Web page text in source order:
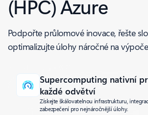
(HPC) Azure
Podpořte průlomové inovace, řešte
optimalizujte úlohy náročné na
Supercomputing nativní
každé odvětví
Získejte škálovatelnou infrastrukturu,
zabezpečení pro nejnáročnější úlohy.